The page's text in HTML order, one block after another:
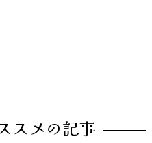
スメの記事